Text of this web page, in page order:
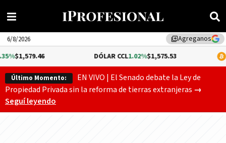
library_addAgreganos
6/8/2026
DÓLAR CCL1.02%$1,575.53 BITCOIN
Último Momento:
EN VIVO | El Senado debate la Ley de
Propiedad Privada sin la reforma de tierras extranjeras →
Seguí leyendo